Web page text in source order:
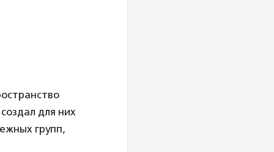
для них
групп,